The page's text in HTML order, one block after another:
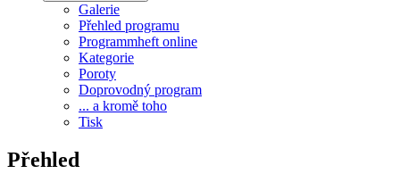
Galerie
Přehled programu
Programmheft online
Kategorie
Poroty
Doprovodný program
... a kromě toho
Tisk
Přehled